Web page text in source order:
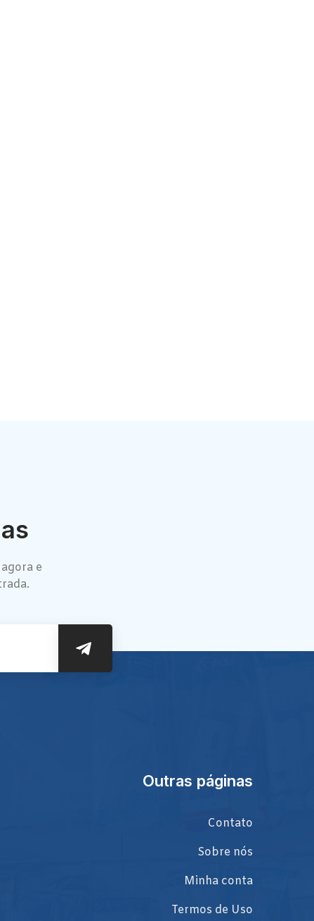
e
Outras páginas
Contato
Sobre nós
Minha conta
Termos de Uso